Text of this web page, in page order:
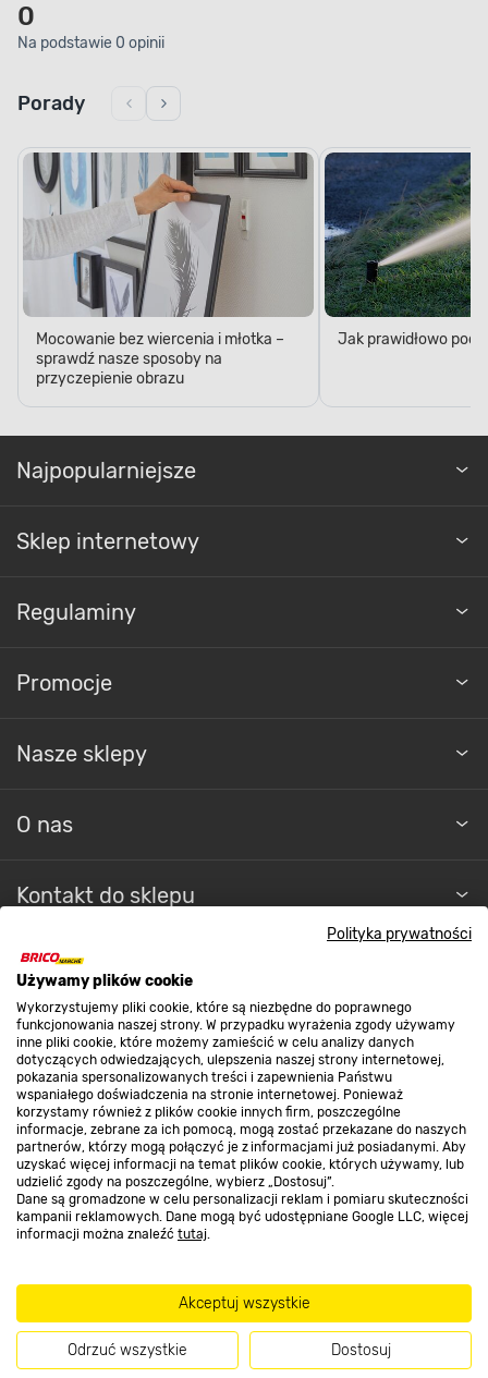
Polityka prywatności
Używamy plików cookie
Wykorzystujemy pliki cookie, które są niezbędne do poprawnego
funkcjonowania naszej strony. W przypadku wyrażenia zgody używamy
inne pliki cookie, które możemy zamieścić w celu analizy danych
dotyczących odwiedzających, ulepszenia naszej strony internetowej,
pokazania spersonalizowanych treści i zapewnienia Państwu
wspaniałego doświadczenia na stronie internetowej. Ponieważ
korzystamy również z plików cookie innych firm, poszczególne
informacje, zebrane za ich pomocą, mogą zostać przekazane do naszych
partnerów, którzy mogą połączyć je z informacjami już posiadanymi. Aby
uzyskać więcej informacji na temat plików cookie, których używamy, lub
udzielić zgody na poszczególne, wybierz „Dostosuj”.
Dane są gromadzone w celu personalizacji reklam i pomiaru skuteczności
kampanii reklamowych. Dane mogą być udostępniane Google LLC, więcej
informacji można znaleźć tutaj.
Akceptuj wszystkie
Odrzuć wszystkie Dostosuj
0
Na podstawie 0 opinii
Porady
Mocowanie bez wiercenia i młotka –
sprawdź nasze sposoby na
przyczepienie obrazu
Jak prawidłowo
Najpopularniejsze
Sklep internetowy
Regulaminy
Promocje
Nasze sklepy
O nas
Kontakt do sklepu
Strefa biznesu
Dołącz do nas
Metody płatności
Informacje handlowe o towarach i ich cenach podane na stronach serwisu:
nie stanowią oferty, a są wyłącznie
zaproszeniem do zawarcia umowy w rozumieniu art. 71 Kodeksu cywilnego.